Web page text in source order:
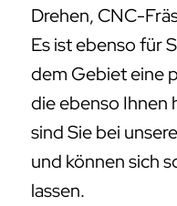
Drehen, CNC-
Es ist ebenso für
dem Gebiet eine
die ebenso Ihnen
sind Sie bei
und können sich
lassen.